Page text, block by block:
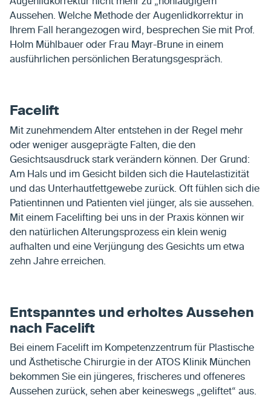
Aussehen. Welche Methode der Augenlidkorrektur in
Ihrem Fall herangezogen wird, besprechen Sie mit Prof.
Holm Mühlbauer oder Frau Mayr-Brune in einem
ausführlichen persönlichen Beratungsgespräch.
Facelift
Mit zunehmendem Alter entstehen in der Regel mehr
oder weniger ausgeprägte Falten, die den
Gesichtsausdruck stark verändern können. Der Grund:
Am Hals und im Gesicht bilden sich die Hautelastizität
und das Unterhautfettgewebe zurück. Oft fühlen sich die
Patientinnen und Patienten viel jünger, als sie aussehen.
Mit einem Facelifting bei uns in der Praxis können wir
den natürlichen Alterungsprozess ein klein wenig
aufhalten und eine Verjüngung des Gesichts um etwa
zehn Jahre erreichen.
Entspanntes und erholtes Aussehen
nach Facelift
Bei einem Facelift im Kompetenzzentrum für Plastische
und Ästhetische Chirurgie in der ATOS Klinik München
bekommen Sie ein jüngeres, frischeres und offeneres
Aussehen zurück, sehen aber keineswegs „geliftet“ aus.